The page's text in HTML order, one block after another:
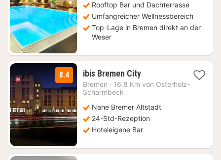
€
Rooftop Bar und Dachterrasse
Umfangreicher Wellnessbereich
Top-Lage in Bremen direkt an der
Weser
8.4 ibis Bremen City2
Nächte
€
Bremen · 16.8 Km von Osterholz-
Scharmbeck
Nahe Bremer Altstadt
24-Std-Rezeption
Hoteleigene Bar